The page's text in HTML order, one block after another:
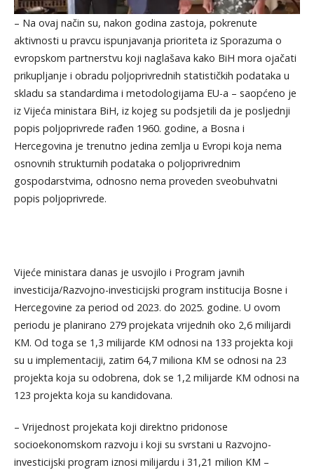
– Na ovaj način su, nakon godina zastoja, pokrenute
aktivnosti u pravcu ispunjavanja prioriteta iz Sporazuma o
evropskom partnerstvu koji naglašava kako BiH mora ojačati
prikupljanje i obradu poljoprivrednih statističkih podataka u
skladu sa standardima i metodologijama EU-a – saopćeno je
iz Vijeća ministara BiH, iz kojeg su podsjetili da je posljednji
popis poljoprivrede rađen 1960. godine, a Bosna i
Hercegovina je trenutno jedina zemlja u Evropi koja nema
osnovnih strukturnih podataka о poljoprivrednim
gospodarstvima, odnosno nema proveden sveobuhvatni
popis poljoprivrede.
Vijeće ministara danas je usvojilo i Program javnih
investicija/Razvojno-investicijski program institucija Bosne i
Hercegovine za period od 2023. do 2025. godine. U ovom
periodu je planirano 279 projekata vrijednih oko 2,6 milijardi
KM. Od toga se 1,3 milijarde KM odnosi na 133 projekta koji
su u implementaciji, zatim 64,7 miliona KM se odnosi na 23
projekta koja su odobrena, dok se 1,2 milijarde KM odnosi na
123 projekta koja su kandidovana.
– Vrijednost projekata koji direktno pridonose
socioekonomskom razvoju i koji su svrstani u Razvojno-
investicijski program iznosi milijardu i 31,21 milion KМ –